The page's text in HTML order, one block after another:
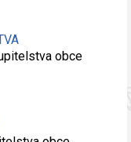
obce